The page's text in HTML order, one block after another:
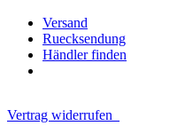
Versand
Ruecksendung
Händler finden
Vertrag widerrufen